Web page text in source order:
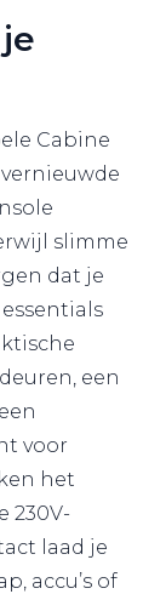
Cabine
slimme
dat je
een
voor
het
230V-
laad je
accu’s of